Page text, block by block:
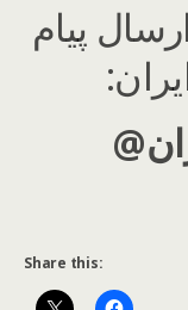
پیام
Share this: